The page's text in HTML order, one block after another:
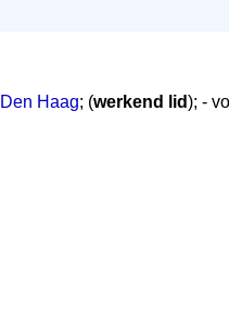
Haag; (werkend lid); -